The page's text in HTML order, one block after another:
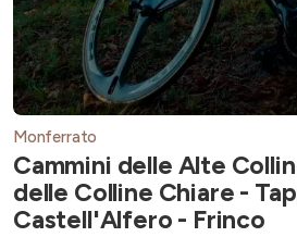
Monferrato
Cammini delle Alte
delle Colline Chiare -
Castell'Alfero - Frinco